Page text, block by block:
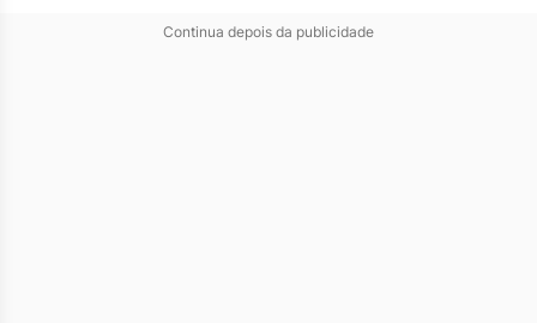
Continua depois da publicidade